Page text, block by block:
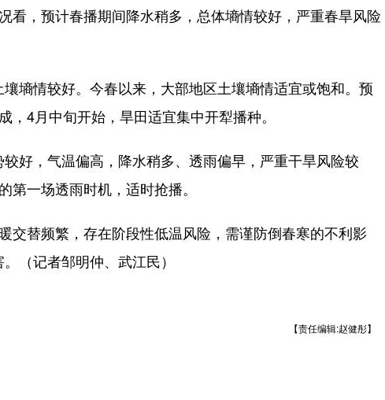
看，预计春播期间降水稍多，总体墒情较好，严重春旱风险
情较好。今春以来，大部地区土壤墒情适宜或饱和。预
4月中旬开始，旱田适宜集中开犁播种。
，气温偏高，降水稍多、透雨偏早，严重干旱风险较
一场透雨时机，适时抢播。
替频繁，存在阶段性低温风险，需谨防倒春寒的不利影
（记者邹明仲、武江民）
【责任编辑:赵健彤】